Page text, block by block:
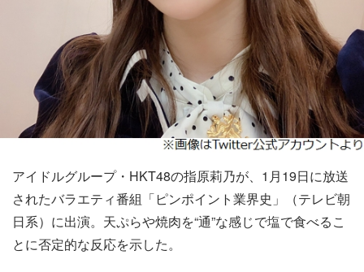
アイドルグループ・HKT48の指原莉乃が、1月19日に放送
されたバラエティ番組「ピンポイント業界史」（テレビ朝
日系）に出演。天ぷらや焼肉を“通”な感じで塩で食べるこ
とに否定的な反応を示した。